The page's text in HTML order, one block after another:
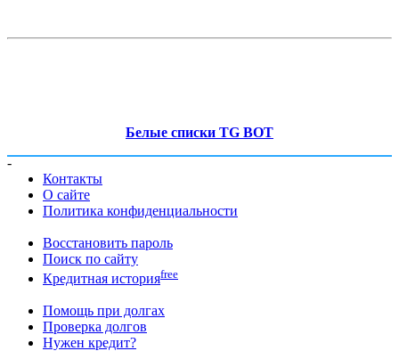
Белые списки TG BOT
-
Контакты
О сайте
Политика конфиденциальности
Восстановить пароль
Поиск по сайту
Кредитная историяfree
Помощь при долгах
Проверка долгов
Нужен кредит?